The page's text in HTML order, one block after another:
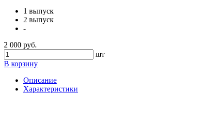
1 выпуск
2 выпуск
-
2 000 руб.
шт
В корзину
Описание
Характеристики